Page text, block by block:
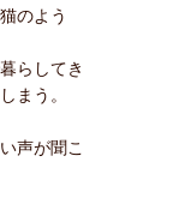
のよう
らしてき
まう。
声が聞こ